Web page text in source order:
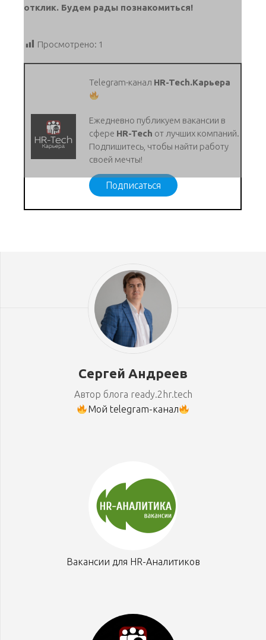
отклик. Будем рады познакомиться!
Просмотрено: 1
Telegram-канал HR-Tech.Карьера
Ежедневно публикуем вакансии в
сфере HR-Tech от лучших компаний.
Подпишитесь, чтобы найти работу
своей мечты!
Подписаться
Сергей Андреев
Автор блога ready.2hr.tech
Мой telegram-канал
Вакансии для HR-Аналитиков